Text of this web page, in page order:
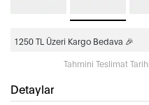
1250 TL Üzeri Kargo Bedava 🎉
Tahmini Teslimat
Detaylar